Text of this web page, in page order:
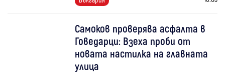
Самоков проверява асфалта в
Говедарци: Взеха проби от
новата настилка на главната
улица